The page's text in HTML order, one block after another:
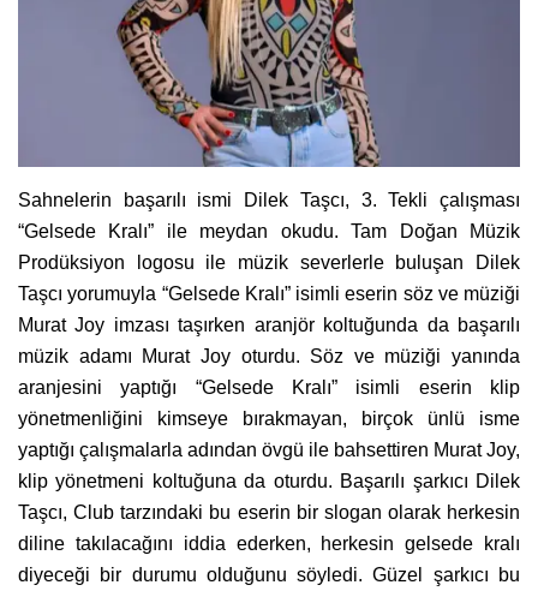
Sahnelerin başarılı ismi Dilek Taşcı, 3. Tekli çalışması
“Gelsede Kralı” ile meydan okudu. Tam Doğan Müzik
Prodüksiyon logosu ile müzik severlerle buluşan Dilek
Taşcı yorumuyla “Gelsede Kralı” isimli eserin söz ve müziği
Murat Joy imzası taşırken aranjör koltuğunda da başarılı
müzik adamı Murat Joy oturdu. Söz ve müziği yanında
aranjesini yaptığı “Gelsede Kralı” isimli eserin klip
yönetmenliğini kimseye bırakmayan, birçok ünlü isme
yaptığı çalışmalarla adından övgü ile bahsettiren Murat Joy,
klip yönetmeni koltuğuna da oturdu. Başarılı şarkıcı Dilek
Taşcı, Club tarzındaki bu eserin bir slogan olarak herkesin
diline takılacağını iddia ederken, herkesin gelsede kralı
diyeceği bir durumu olduğunu söyledi. Güzel şarkıcı bu